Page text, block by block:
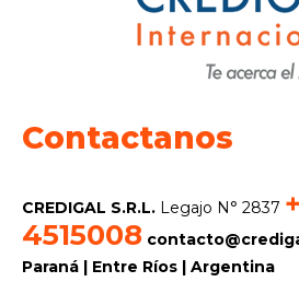
Contactanos
CREDIGAL S.R.L. Legajo N° 2837
4515008
Paraná | Entre Ríos | Argentina